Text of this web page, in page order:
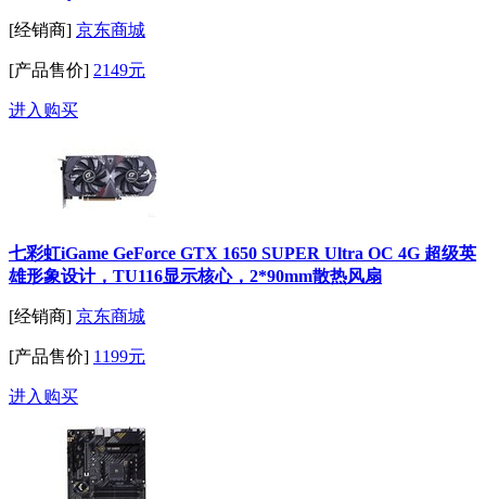
[经销商] 京东商城
[产品售价] 2149元
进入购买
七彩虹iGame GeForce GTX 1650 SUPER Ultra OC 4G 超级英
雄形象设计，TU116显示核心，2*90mm散热风扇
[经销商] 京东商城
[产品售价] 1199元
进入购买